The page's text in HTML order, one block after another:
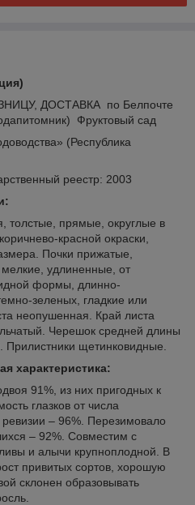
ДОСТАВКА по Белпочте
Фруктовый сад
(Республика
реестр: 2003
толстые, прямые, округлые в
красной окраски,
Почки прижатые,
удлиненные, от
формы, длинно-
зеленых, гладкие или
неопушенная. Край листа
Черешок средней длины
щетинковидные.
характеристика:
91%, из них пригодных к
глазков от числа
– 96%. Перезимовало
– 92%. Совместим с
и алычи крупноплодной. В
привитых сортов, хорошую
склонен образовывать